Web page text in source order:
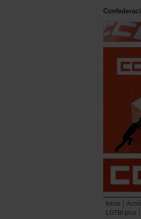
Inicio
LGTBI plus